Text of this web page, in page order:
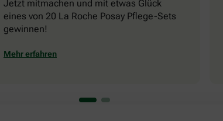
Jetzt mitmachen und mit etwas Glück
eines von 20 La Roche Posay Pflege-Sets
gewinnen!
Mehr erfahren